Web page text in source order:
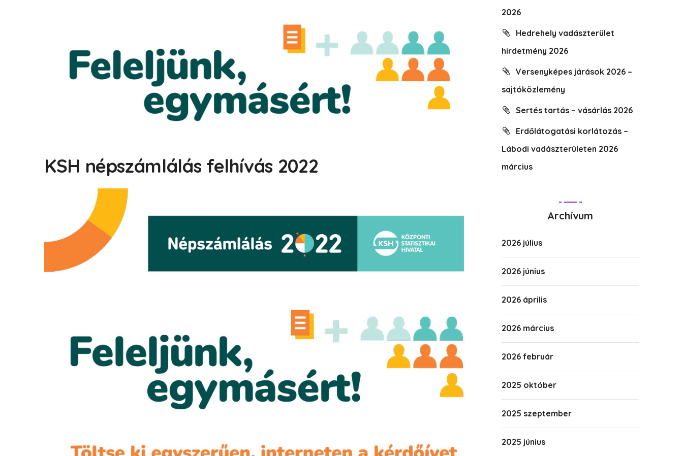
KSH népszámlálás felhívás 2022
2026
Hedrehely vadászterület
hirdetmény 2026
Versenyképes járások 2026 –
sajtóközlemény
Sertés tartás – vásárlás 2026
Erdőlátogatási korlátozás –
Lábodi vadászterületen 2026
március
Archívum
2026 július
2026 június
2026 április
2026 március
2026 február
2025 október
2025 szeptember
2025 június